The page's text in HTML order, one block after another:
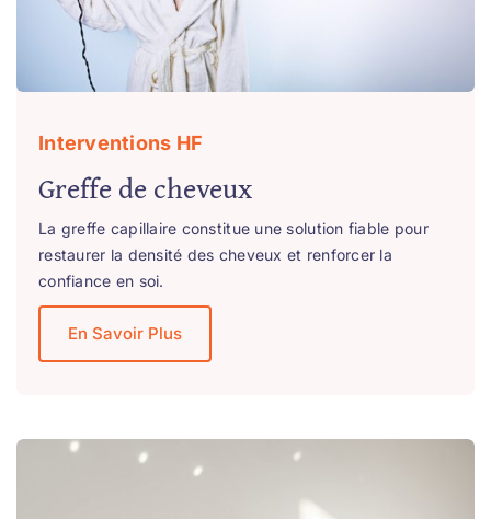
Interventions HF
Greffe de cheveux
La greffe capillaire constitue une solution fiable pour
restaurer la densité des cheveux et renforcer la
confiance en soi.
En Savoir Plus